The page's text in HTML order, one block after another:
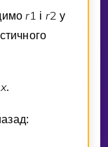
r1 i r2 у
x.